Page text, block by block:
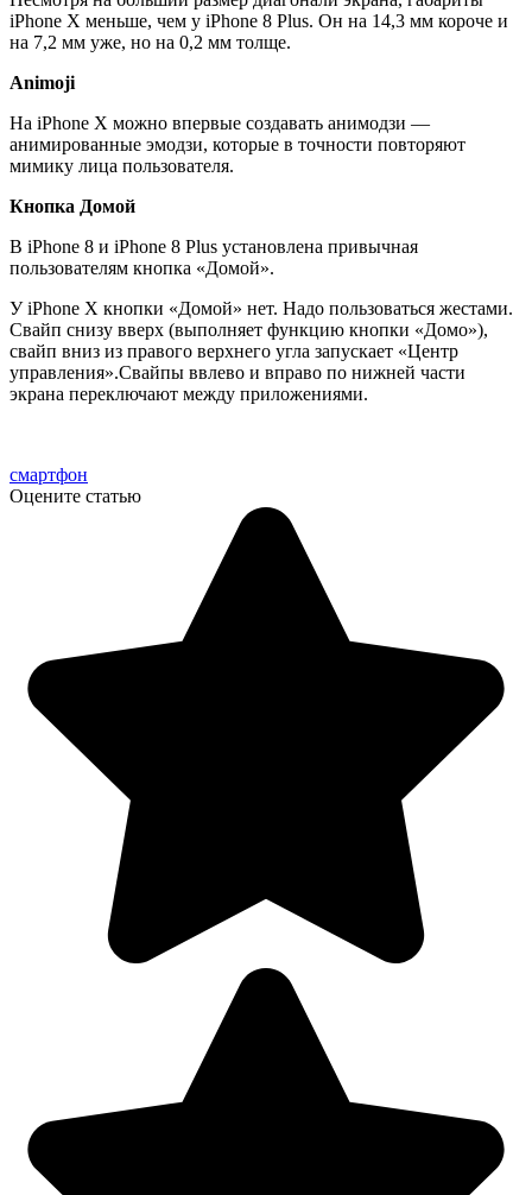
iPhone X меньше, чем у iPhone 8 Plus. Он на 14,3 мм короче и
на 7,2 мм уже, но на 0,2 мм толще.
Animoji
На iPhone X можно впервые создавать анимодзи —
анимированные эмодзи, которые в точности повторяют
мимику лица пользователя.
Кнопка Домой
В iPhone 8 и iPhone 8 Plus установлена привычная
пользователям кнопка «Домой».
У iPhone X кнопки «Домой» нет. Надо пользоваться жестами.
Свайп снизу вверх (выполняет функцию кнопки «Домо»),
свайп вниз из правого верхнего угла запускает «Центр
управления».Свайпы ввлево и вправо по нижней части
экрана переключают между приложениями.
смартфон
Оцените статью